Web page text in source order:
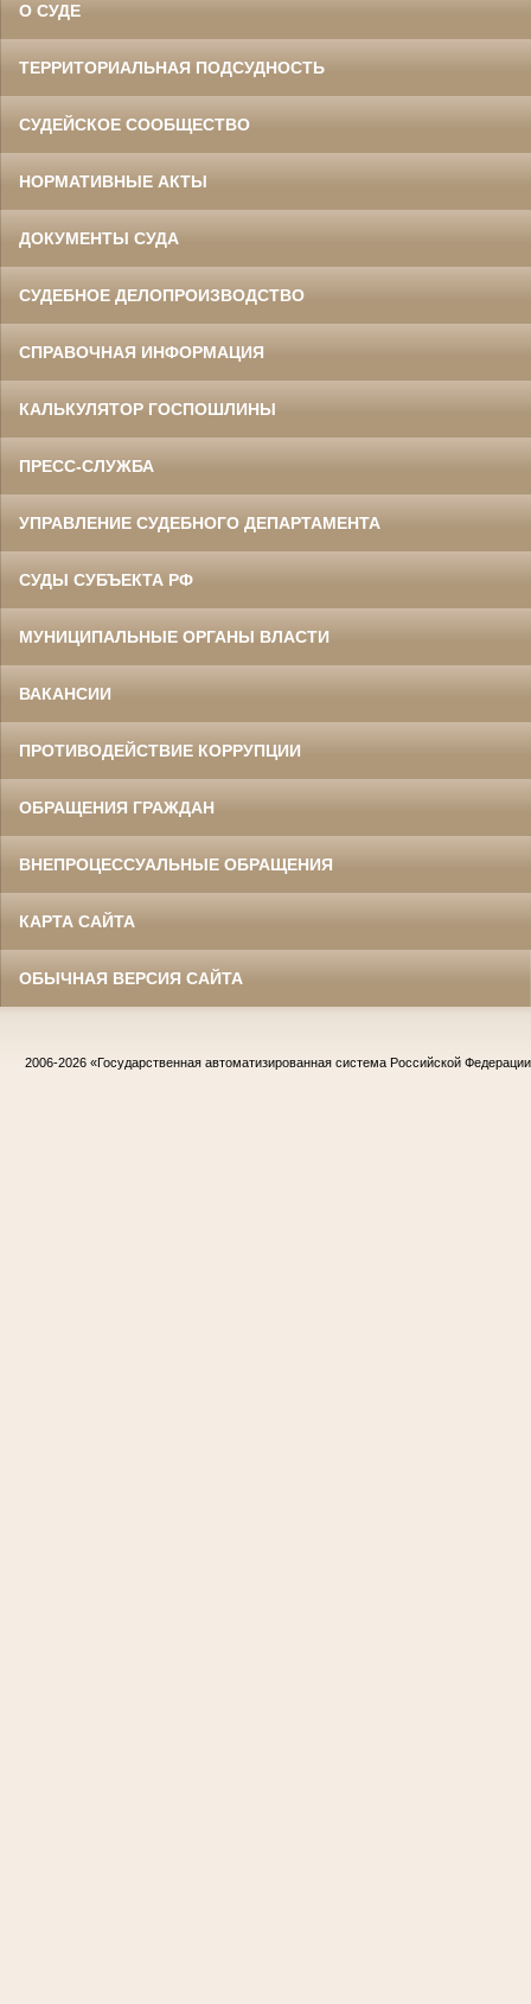
О СУДЕ
ТЕРРИТОРИАЛЬНАЯ ПОДСУДНОСТЬ
СУДЕЙСКОЕ СООБЩЕСТВО
НОРМАТИВНЫЕ АКТЫ
ДОКУМЕНТЫ СУДА
СУДЕБНОЕ ДЕЛОПРОИЗВОДСТВО
СПРАВОЧНАЯ ИНФОРМАЦИЯ
КАЛЬКУЛЯТОР ГОСПОШЛИНЫ
ПРЕСС-СЛУЖБА
УПРАВЛЕНИЕ СУДЕБНОГО ДЕПАРТАМЕНТА
СУДЫ СУБЪЕКТА РФ
МУНИЦИПАЛЬНЫЕ ОРГАНЫ ВЛАСТИ
ВАКАНСИИ
ПРОТИВОДЕЙСТВИЕ КОРРУПЦИИ
ОБРАЩЕНИЯ ГРАЖДАН
ВНЕПРОЦЕССУАЛЬНЫЕ ОБРАЩЕНИЯ
КАРТА САЙТА
ОБЫЧНАЯ ВЕРСИЯ САЙТА
2006-2026 «Государственная автоматизированная система Российской